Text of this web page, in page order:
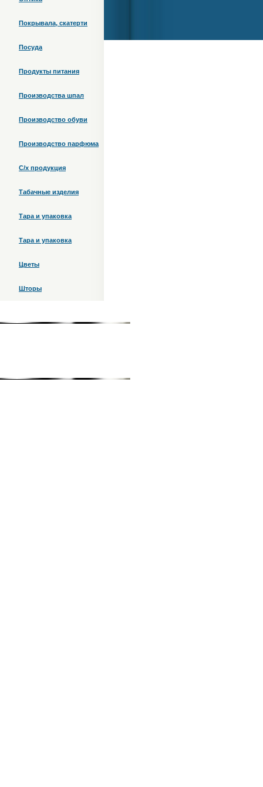
Покрывала, скатерти
Посуда
Продукты питания
Производства шпал
Производство обуви
Производство парфюма
С/х продукция
Табачные изделия
Тара и упаковка
Тара и упаковка
Цветы
Шторы